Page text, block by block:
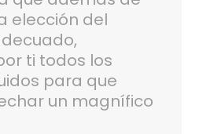
elección del
ti todos los
para que
un magnífico